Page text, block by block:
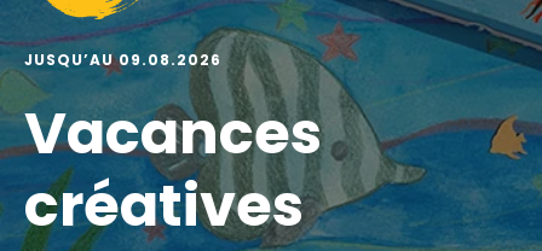
JUSQU’AU 09.08.2026
Vacances
créatives